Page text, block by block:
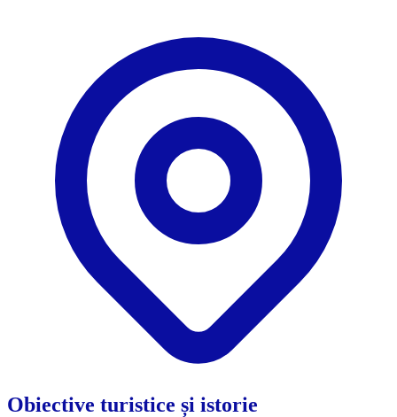
Obiective turistice și istorie